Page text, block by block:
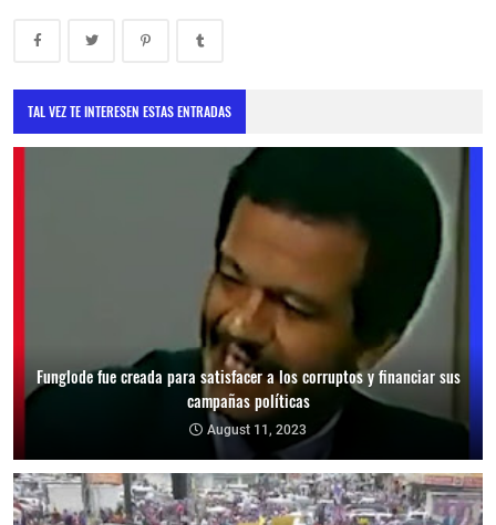
TAL VEZ TE INTERESEN ESTAS ENTRADAS
Funglode fue creada para satisfacer a los corruptos y financiar sus
campañas políticas
August 11, 2023